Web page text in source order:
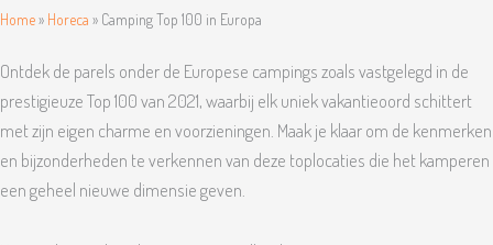
Home» Horeca » Camping Top 100 in Europa
Ontdek de parels onder de Europese campings zoals vastgelegd in de
prestigieuze Top 100 van 2021, waarbij elk uniek vakantieoord schittert
met zijn eigen charme en voorzieningen. Maak je klaar om de kenmerken
en bijzonderheden te verkennen van deze toplocaties die het kamperen
een geheel nieuwe dimensie geven.